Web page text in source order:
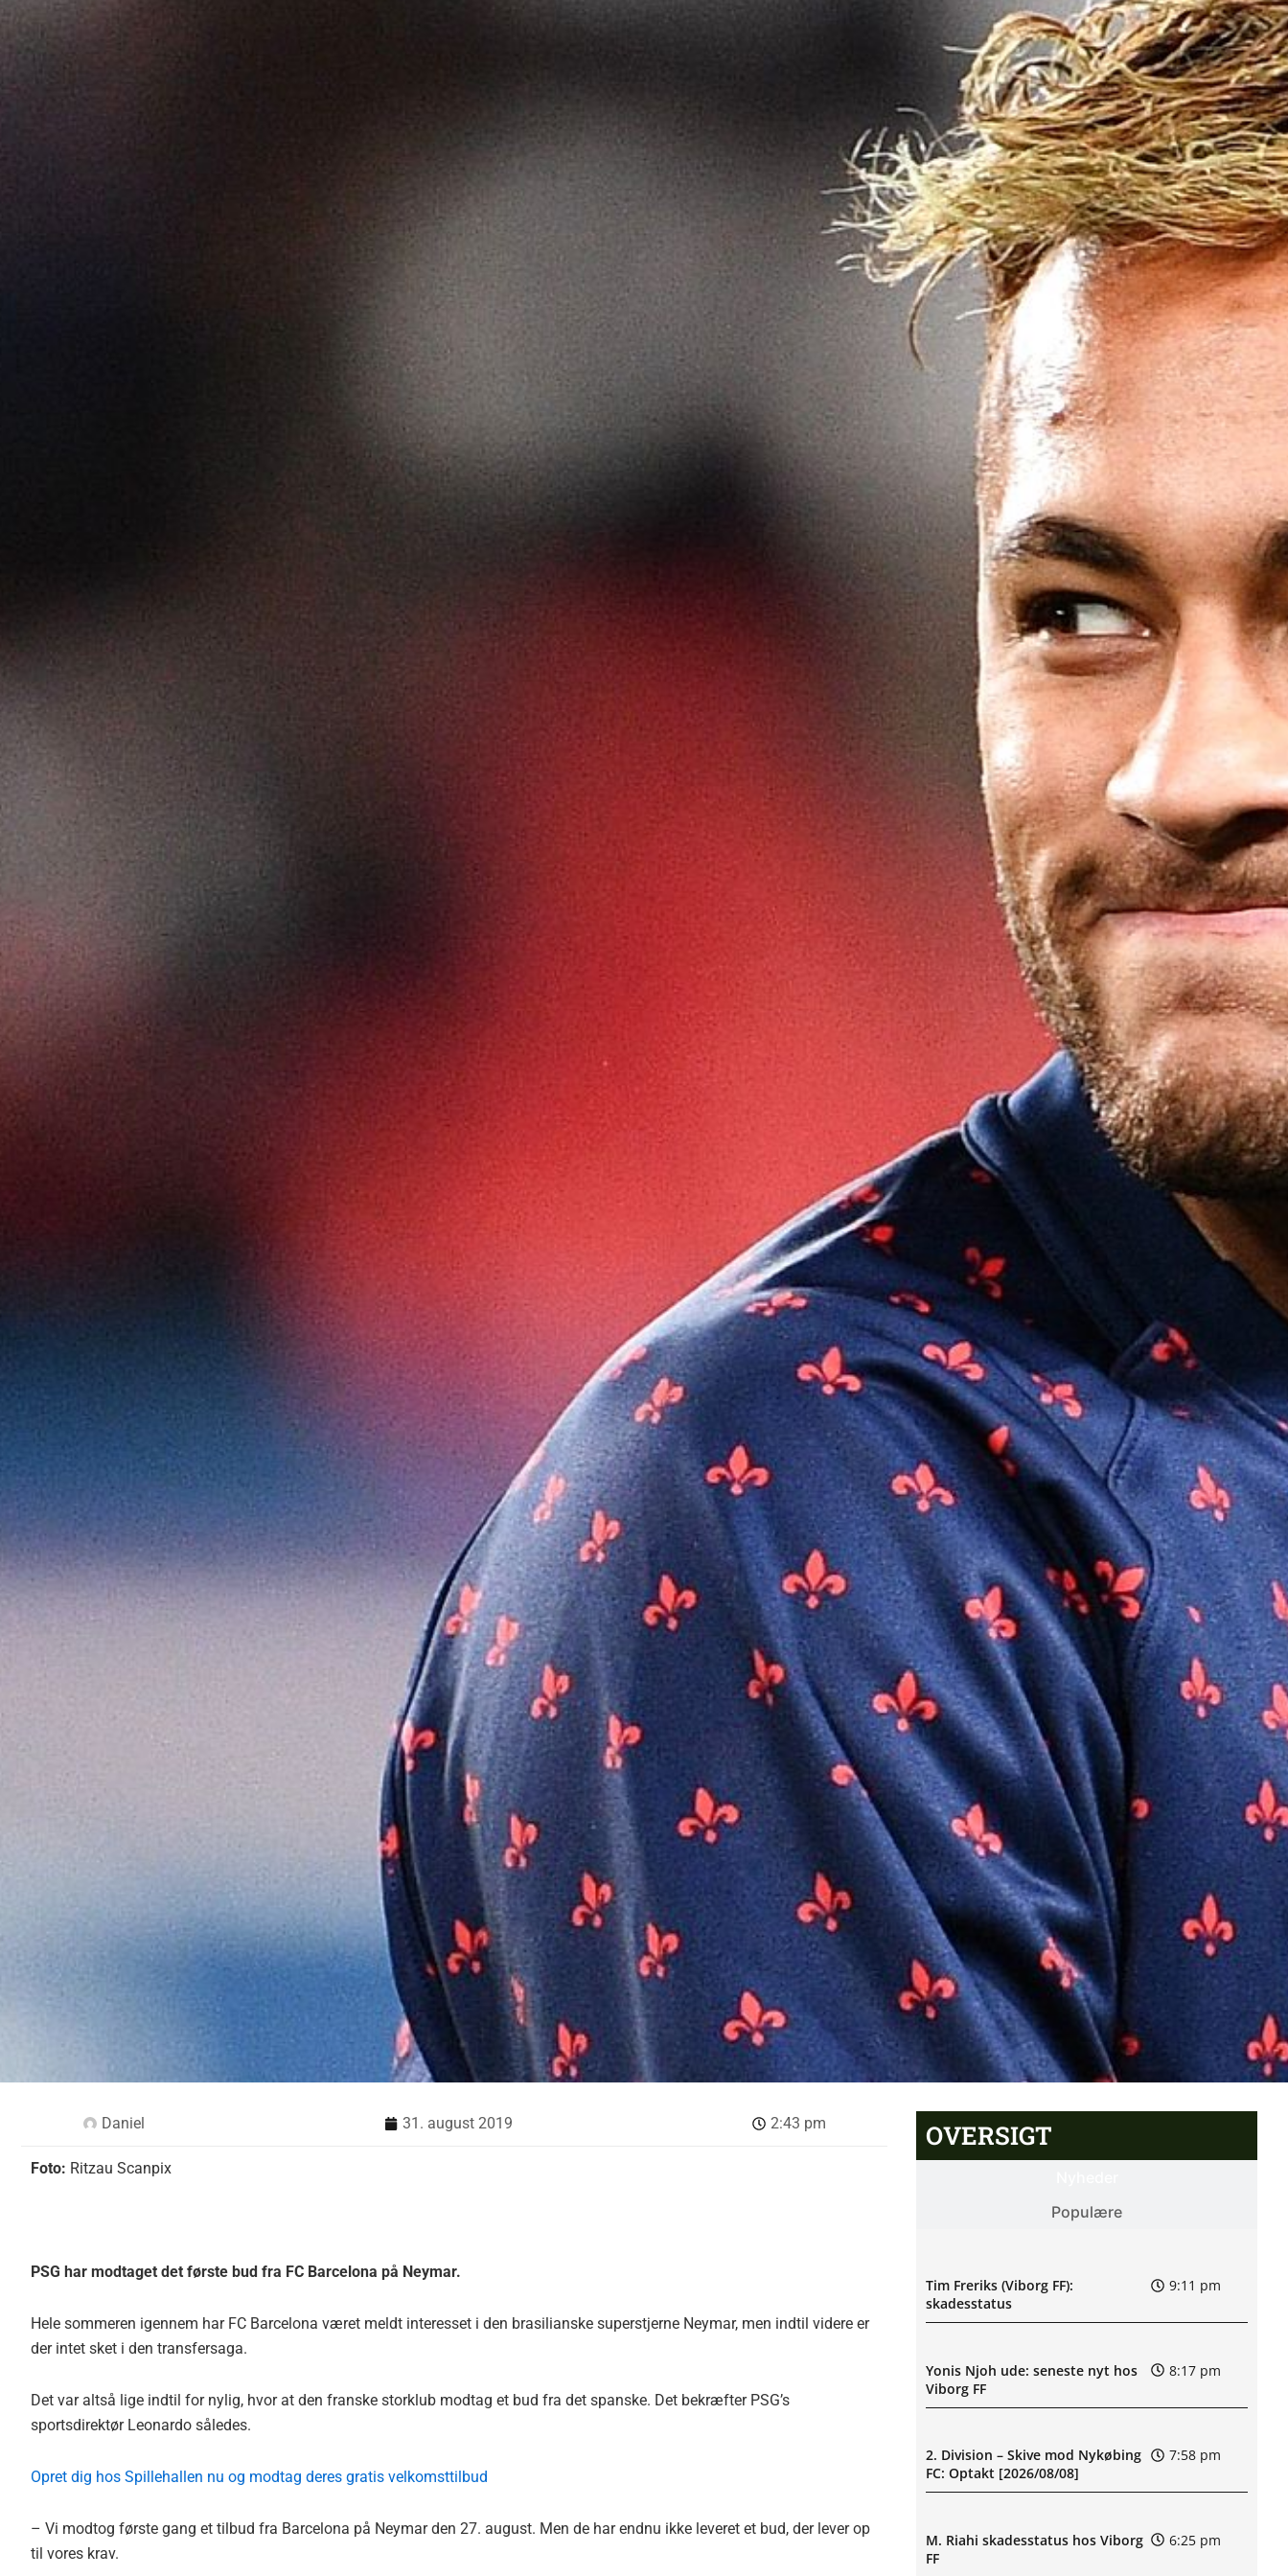
Daniel 31. august 2019 2:43 pm
Foto: Ritzau Scanpix
PSG har modtaget det første bud fra FC Barcelona på Neymar.
Hele sommeren igennem har FC Barcelona været meldt interesset i den brasilianske superstjerne Neymar, men indtil videre er
der intet sket i den transfersaga.
Det var altså lige indtil for nylig, hvor at den franske storklub modtag et bud fra det spanske. Det bekræfter PSG’s
sportsdirektør Leonardo således.
Opret dig hos Spillehallen nu og modtag deres gratis velkomsttilbud
– Vi modtog første gang et tilbud fra Barcelona på Neymar den 27. august. Men de har endnu ikke leveret et bud, der lever op
til vores krav.
OVERSIGT
Populære
Tim Freriks (Viborg FF):
skadesstatus
9:11 pm
Yonis Njoh ude: seneste nyt hos
Viborg FF
8:17 pm
2. Division – Skive mod Nykøbing
FC: Optakt [2026/08/08]
7:58 pm
M. Riahi skadesstatus hos Viborg
FF
6:25 pm